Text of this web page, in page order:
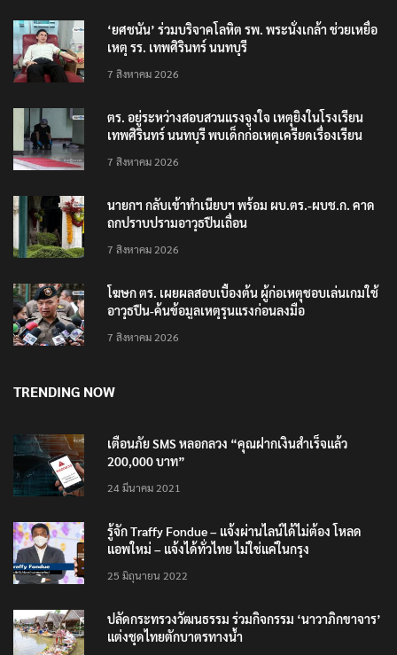
‘ยศชนัน’ ร่วมบริจาคโลหิต รพ. พระนั่งเกล้า ช่วยเหยื่อ
เหตุ รร. เทพศิรินทร์ นนทบุรี
7 สิงหาคม 2026
ตร. อยู่ระหว่างสอบสวนแรงจูงใจ เหตุยิงในโรงเรียน
เทพศิรินทร์ นนทบุรี พบเด็กก่อเหตุเครียดเรื่องเรียน
7 สิงหาคม 2026
นายกฯ กลับเข้าทำเนียบฯ พร้อม ผบ.ตร.-ผบช.ก. คาด
ถกปราบปรามอาวุธปืนเถื่อน
7 สิงหาคม 2026
โฆษก ตร. เผยผลสอบเบื้องต้น ผู้ก่อเหตุชอบเล่นเกมใช้
อาวุธปืน-ค้นข้อมูลเหตุรุนแรงก่อนลงมือ
7 สิงหาคม 2026
TRENDING NOW
เตือนภัย SMS หลอกลวง “คุณฝากเงินสำเร็จแล้ว
200,000 บาท”
24 มีนาคม 2021
รู้จัก Traffy Fondue – แจ้งผ่านไลน์ได้ไม่ต้อง โหลด
แอพใหม่ – แจ้งได้ทั่วไทย ไม่ใช่แค่ในกรุง
25 มิถุนายน 2022
ปลัดกระทรวงวัฒนธรรม ร่วมกิจกรรม ‘นาวาภิกขาจาร’
แต่งชุดไทยตักบาตรทางน้ำ